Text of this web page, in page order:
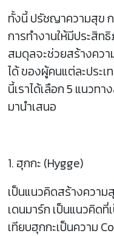
ทั้งนี้ ปรัชญาความสุข
การทำงานให้มีประสิท
สมดุลจะช่วยสร้างคว
ได้ ของผู้คนแต่ละประ
นี้เราได้เลือก 5 แนวท
มานำเสนอ
1. ฮุกกะ (Hygge)
เป็นแนวคิดสร้างควา
เดนมาร์ก เป็นแนวคิด
เทียบฮุกกะเป็นความ